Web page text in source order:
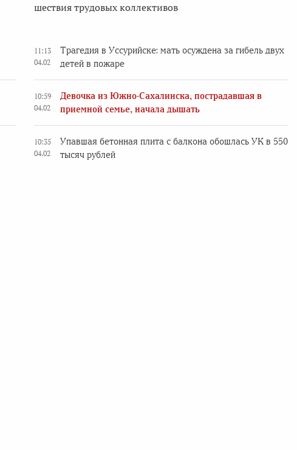
шествия трудовых коллективов
11:13
04.02
Трагедия в Уссурийске: мать осуждена за гибель двух
детей в пожаре
10:59
04.02
Девочка из Южно-Сахалинска, пострадавшая в
приемной семье, начала дышать
10:35
04.02
Упавшая бетонная плита с балкона обошлась УК в 550
тысяч рублей